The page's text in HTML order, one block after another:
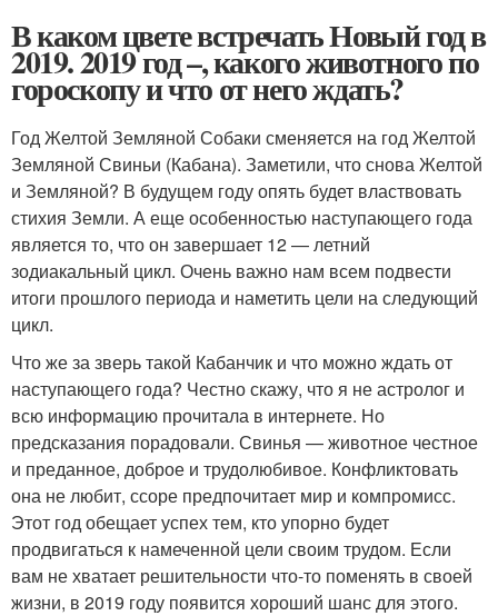
В каком цвете встречать Новый год в
2019. 2019 год –, какого животного по
гороскопу и что от него ждать?
Год Желтой Земляной Собаки сменяется на год Желтой
Земляной Свиньи (Кабана). Заметили, что снова Желтой
и Земляной? В будущем году опять будет властвовать
стихия Земли. А еще особенностью наступающего года
является то, что он завершает 12 — летний
зодиакальный цикл. Очень важно нам всем подвести
итоги прошлого периода и наметить цели на следующий
цикл.
Что же за зверь такой Кабанчик и что можно ждать от
наступающего года? Честно скажу, что я не астролог и
всю информацию прочитала в интернете. Но
предсказания порадовали. Свинья — животное честное
и преданное, доброе и трудолюбивое. Конфликтовать
она не любит, ссоре предпочитает мир и компромисс.
Этот год обещает успех тем, кто упорно будет
продвигаться к намеченной цели своим трудом. Если
вам не хватает решительности что-то поменять в своей
жизни, в 2019 году появится хороший шанс для этого.